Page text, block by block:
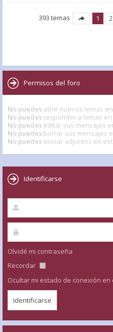
393 temas 1 2
Permisos del foro
No puedes abrir nuevos temas
No puedes responder a temas en
No puedes editar sus mensajes
No puedes borrar sus mensajes
No puedes enviar adjuntos en
Identificarse
Olvidé mi contraseña
Recordar
Ocultar mi estado de conexión en